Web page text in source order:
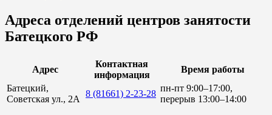
Адреса отделений центров занятости
Батецкого РФ
Адрес
Контактная
информация
Время работы
Батецкий,
Советская ул., 2А
8 (81661) 2-23-28
пн-пт 9:00–17:00,
перерыв 13:00–14:00